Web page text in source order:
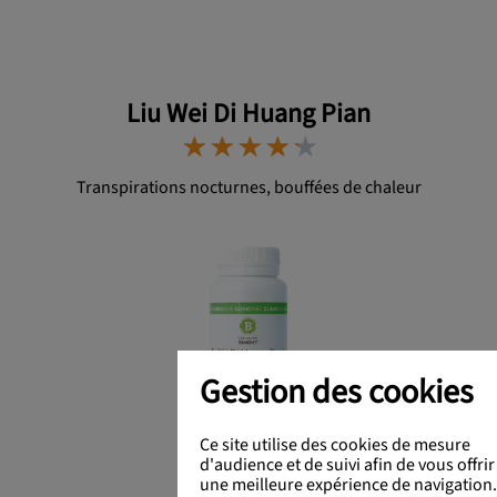
Liu Wei Di Huang Pian
⋆⋆⋆⋆⋆
⋆⋆⋆⋆⋆
Transpirations nocturnes, bouffées de chaleur
23 €
Gestion des cookies
Ce site utilise des cookies de mesure
d'audience et de suivi afin de vous offrir
une meilleure expérience de navigation.